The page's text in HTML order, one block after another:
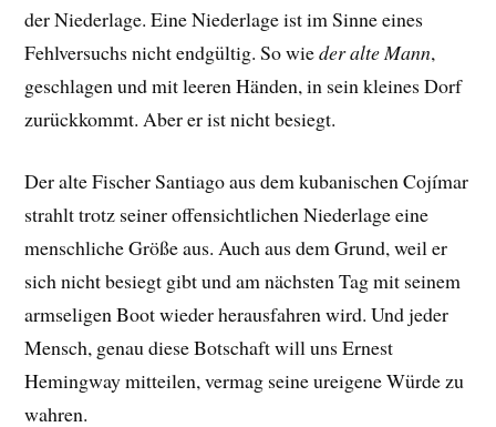
der Niederlage. Eine Niederlage ist im Sinne eines
Fehlversuchs nicht endgültig. So wieder alte Mann,
geschlagen und mit leeren Händen, in sein kleines Dorf
zurückkommt. Aber er ist nicht besiegt.
Der alte Fischer Santiago aus dem kubanischen Cojímar
strahlt trotz seiner offensichtlichen Niederlage eine
menschliche Größe aus. Auch aus dem Grund, weil er
sich nicht besiegt gibt und am nächsten Tag mit seinem
armseligen Boot wieder herausfahren wird. Und jeder
Mensch, genau diese Botschaft will uns Ernest
Hemingway mitteilen, vermag seine ureigene Würde zu
wahren.